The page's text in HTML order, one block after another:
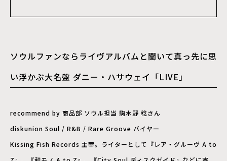
ソウルファンならライヴアルバムと聞いて真っ先に思
い浮かぶ大名盤 ダニー・ハサウェイ「LIVE」
recommend by 商品部 ソウル担当 駒木野 稔さん
diskunion Soul / R&B / Rare Groove バイヤー
Kissing Fish Records 主宰。ライターとして『レア・グルーヴ A to